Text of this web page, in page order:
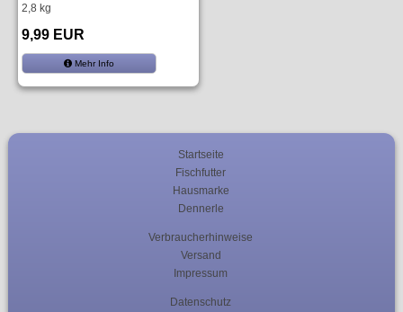
2,8 kg
9,99 EUR
Mehr Info
Startseite
Fischfutter
Hausmarke
Dennerle
Verbraucherhinweise
Versand
Impressum
Datenschutz